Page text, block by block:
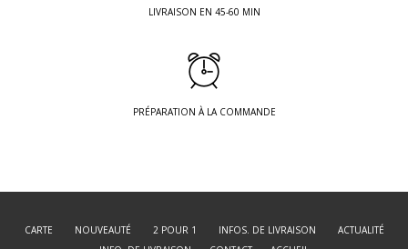
LIVRAISON EN 45-60 MIN
PRÉPARATION À LA COMMANDE
CARTE NOUVEAUTÉ 2 POUR 1 INFOS. DE LIVRAISON
ACTUALITÉ